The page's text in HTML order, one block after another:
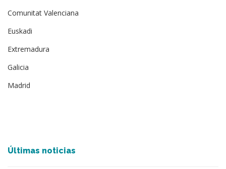
Comunitat Valenciana
Euskadi
Extremadura
Galicia
Madrid
Últimas noticias